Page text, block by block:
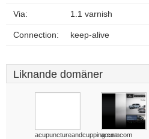
Via: 1.1 varnish
Connection: keep-alive
Liknande domäner
acupunctureandcupping.com
acura.com